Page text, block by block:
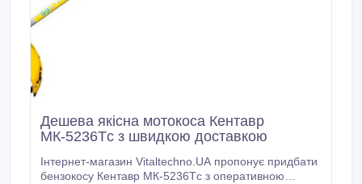
Дешева якісна мотокоса Кентавр
МК-5236Тc з швидкою доставкою
Інтернет-магазин Vitaltechno.UA пропонує придбати
бензокосу Кентавр МК-5236Тc з оперативною